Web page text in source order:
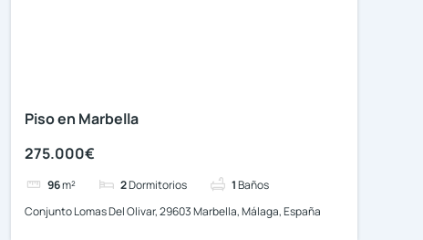
Piso en Marbella
275.000€
96m² 2Dormitorios 1Baños
Conjunto Lomas Del Olivar, 29603 Marbella, Málaga, España